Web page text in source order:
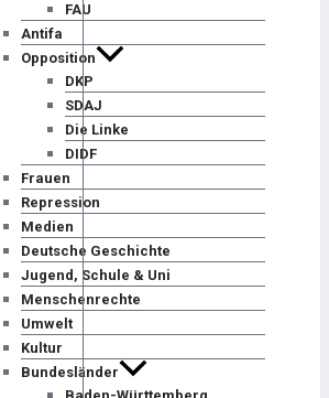
FAU
Antifa
Opposition
DKP
SDAJ
Die Linke
DIDF
Frauen
Repression
Medien
Deutsche Geschichte
Jugend, Schule & Uni
Menschenrechte
Umwelt
Kultur
Bundesländer